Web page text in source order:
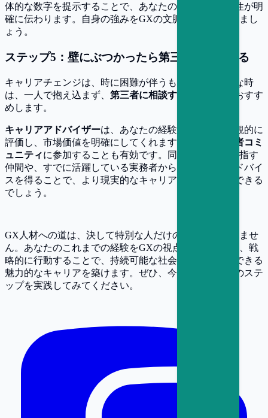
体的な数字を提示することで、あなたの貢献度と再現性が明
確に伝わります。自身の強みをGXの文脈でアピールしまし
ょう。
ステップ5：壁にぶつかったら第三者に相談する
キャリアチェンジは、時に困難が伴うものです。そんな時
は、一人で抱え込まず、 第三者に相談する
ことを強くおすす
めします。
キャリアアドバイザーは、あなたの経験やスキルを客観的に
評価し、市場価値を明確にしてくれます。また、
実務者コミ
ュニティに参加することも有効です。同じGX領域を目指す
仲間や、すでに活躍している実務者から、生の声やアドバイ
スを得ることで、より現実的なキャリアプランを構築できる
でしょう。
GX人材への道は、決して特別な人だけのものではありませ
ん。あなたのこれまでの経験をGXの視点で見つめ直し、戦
略的に行動することで、持続可能な社会の実現に貢献できる
魅力的なキャリアを築けます。ぜひ、今日からこれらのステ
ップを実践してみてください。